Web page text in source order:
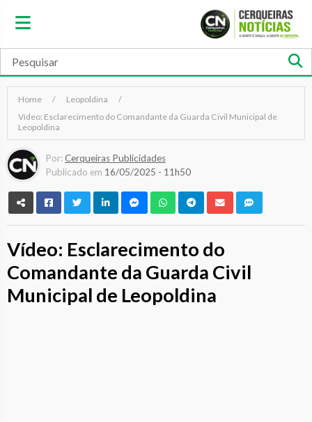
Home
Leopoldina
Vídeo: Esclarecimento do Comandante da Guarda Civil Municipal de
Leopoldina
Por:Cerqueiras Publicidades
Publicado em 16/05/2025 - 11h50
Vídeo: Esclarecimento do
Comandante da Guarda Civil
Municipal de Leopoldina